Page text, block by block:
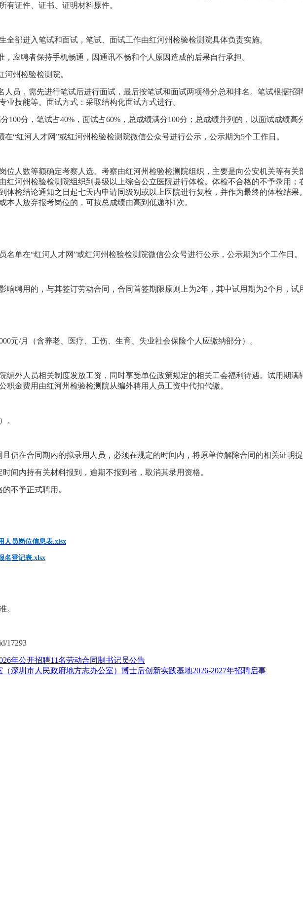
有证件、证书、证明材料原件。
全部进入笔试和面试， 笔试、 面试工作由红河州检验检测院具体负责实施。
，应聘者保持手机畅通，因通讯不畅和个人原因造成的后果自行承担 。
河州检验检测院。
人员，需先进行笔试后进行面试，最后按笔试和面试两项得分总和排名。笔试根据招
业技能等。面试方式： 采取结构化面试方式进行。
100分， 笔试占40% ，面试占60% ，总成绩满分100分； 总 成绩并列的，以面试成绩高
在“红河人才网”或红河州检验检测院微信公众号进行公示，公示期为5个工作日。
位人数等额确定考察人选。考察由红河州检验检测院组织，主要是向公安机关等有关
红河州检验检测院组织到县级以上综合公立医院进行体检。体检不合格的不予录用
体检结论通知之日起七天内申请同级别或以上医院进行复检，并作为最终的体检结果
本人放弃报考岗位的，可按总 成绩由高到低递补1 次。
名单在“红河人才网”或红河州检验检测院微信公众号进行公示，公示期为5个工作日。
响聘用的，与其签订劳动合同，合同首签期限原则上为2年，其中试用期为2个月， 试
元/月（含养老、医疗、工伤、生育、失业社会保险个人应缴纳部分）。
编外人员相关制度发放工资，同时享受单位政策规定的相关工会福利待遇。试用期
积金费用由红河州检验检测院从编外聘用人员工资中代扣代缴。
。
且仍在合同期内的拟录用人员，必须在规定的时间内，将原单位解除合同的相关证明
间内持有关材料报到，逾期不报到者，取消其录用资格。
不予正式聘用。
人员岗位信息表.xlsx
名登记表.xlsx
。
17293
年公开招聘11名劳动合同制书记员公告
深圳市人民政府地方志办公室）博士后创新实践基地2026-2027年招聘启事